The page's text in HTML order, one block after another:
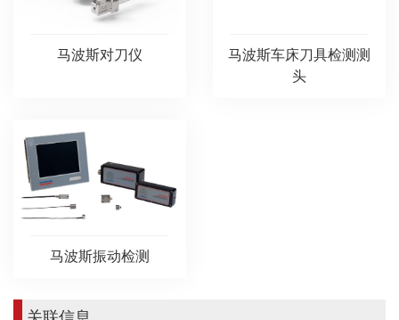
马波斯对刀仪
马波斯车床刀具检测测
头
马波斯振动检测